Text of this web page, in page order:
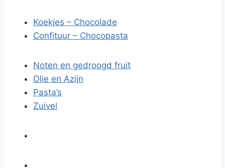
Koekjes – Chocolade
Confituur – Chocopasta
Noten en gedroogd fruit
Olie en Azijn
Pasta’s
Zuivel